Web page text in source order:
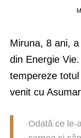
Miruna, 8 ani,
din Energie
tempereze
venit cu
Odată ce le-